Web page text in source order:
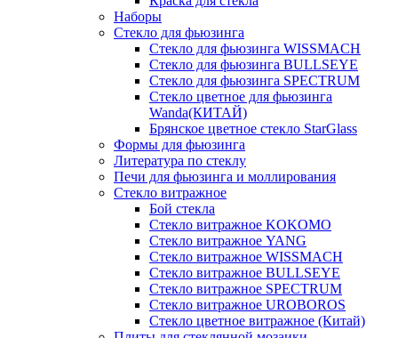
Наборы
Стекло для фьюзинга
Стекло для фьюзинга WISSMACH
Стекло для фьюзинга BULLSEYE
Стекло для фьюзинга SPECTRUM
Стекло цветное для фьюзинга
Wanda(КИТАЙ)
Брянское цветное стекло StarGlass
Формы для фьюзинга
Литература по стеклу
Печи для фьюзинга и моллирования
Стекло витражное
Бой стекла
Стекло витражное KOKOMO
Стекло витражное YANG
Стекло витражное WISSMACH
Стекло витражное BULLSEYE
Стекло витражное SPECTRUM
Стекло витражное UROBOROS
Стекло цветное витражное (Китай)